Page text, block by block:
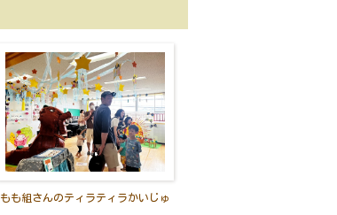
もも組さんのティラティラかいじゅ